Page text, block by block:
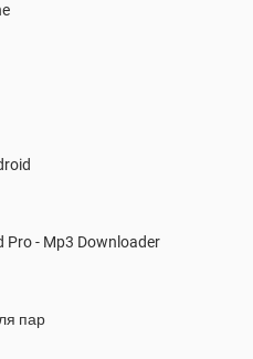
Pro - Mp3 Downloader
пар